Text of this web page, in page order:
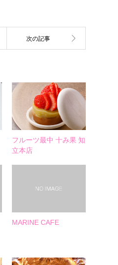
フルーツ最中 十み果 知
立本店
MARINE CAFE